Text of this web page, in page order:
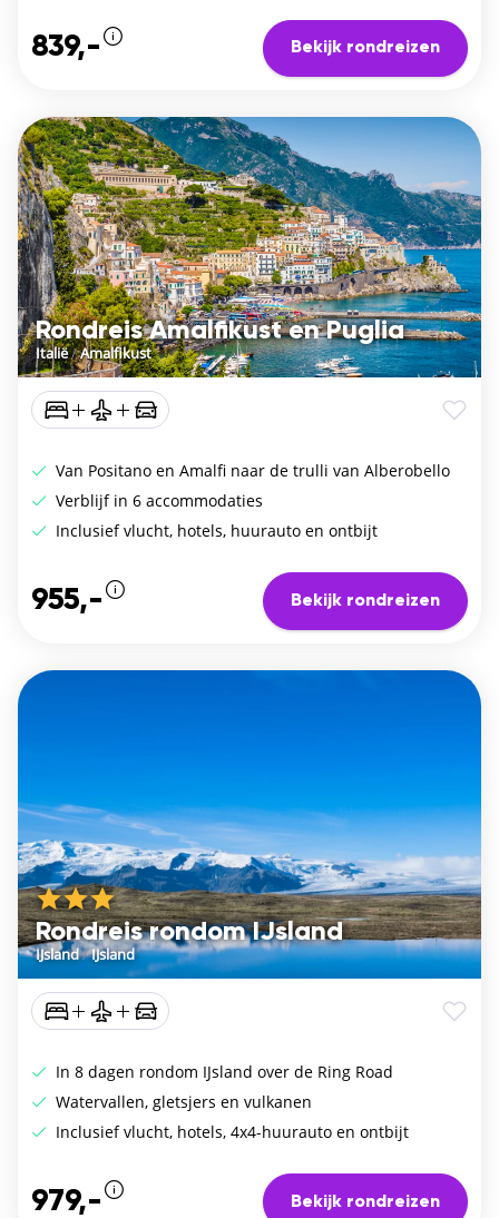
839,- Bekijk rondreizen
Rondreis Amalfikust en Puglia
Italië/Amalfikust
Van Positano en Amalfi naar de trulli van Alberobello
Verblijf in 6 accommodaties
Inclusief vlucht, hotels, huurauto en ontbijt
955,- Bekijk rondreizen
Rondreis rondom IJsland
IJsland/IJsland
In 8 dagen rondom IJsland over de Ring Road
Watervallen, gletsjers en vulkanen
Inclusief vlucht, hotels, 4x4-huurauto en ontbijt
979,- Bekijk rondreizen